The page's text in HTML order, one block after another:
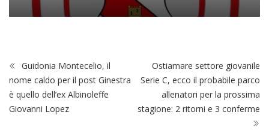
Guidonia Montecelio, il
nome caldo per il post Ginestra
è quello dell’ex Albinoleffe
Giovanni Lopez
Ostiamare settore giovanile
Serie C, ecco il probabile parco
allenatori per la prossima
stagione: 2 ritorni e 3 conferme